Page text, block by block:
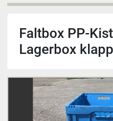
Faltbox PP-
Lagerbox